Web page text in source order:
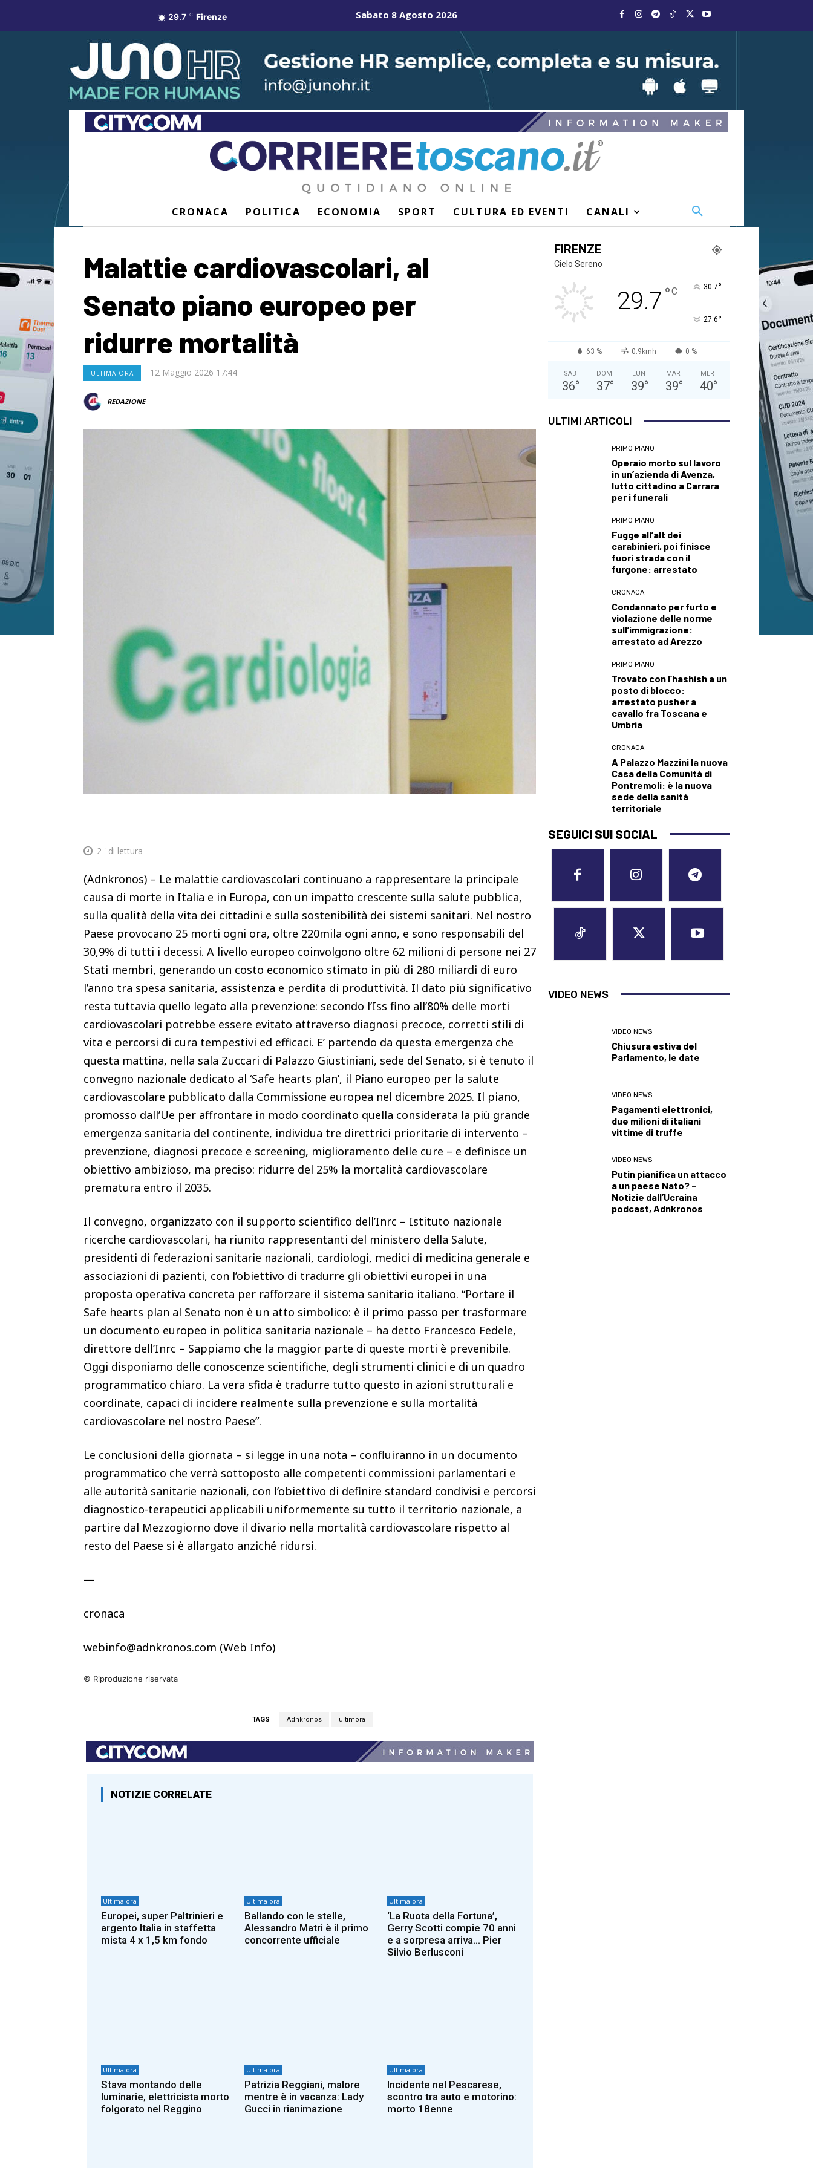
29.7 C Firenze Sabato 8 Agosto 2026
CRONACA POLITICA ECONOMIA SPORT CULTURA ED EVENTI CANALI
Malattie cardiovascolari, al
Senato piano europeo per
ridurre mortalità
ULTIMA ORA 12 Maggio 2026 17:44
REDAZIONE
2 ' di lettura
(Adnkronos) – Le malattie cardiovascolari continuano a rappresentare la principale
causa di morte in Italia e in Europa, con un impatto crescente sulla salute pubblica,
sulla qualità della vita dei cittadini e sulla sostenibilità dei sistemi sanitari. Nel nostro
Paese provocano 25 morti ogni ora, oltre 220mila ogni anno, e sono responsabili del
30,9% di tutti i decessi. A livello europeo coinvolgono oltre 62 milioni di persone nei 27
Stati membri, generando un costo economico stimato in più di 280 miliardi di euro
l’anno tra spesa sanitaria, assistenza e perdita di produttività. Il dato più significativo
resta tuttavia quello legato alla prevenzione: secondo l’Iss fino all’80% delle morti
cardiovascolari potrebbe essere evitato attraverso diagnosi precoce, corretti stili di
vita e percorsi di cura tempestivi ed efficaci. E’ partendo da questa emergenza che
questa mattina, nella sala Zuccari di Palazzo Giustiniani, sede del Senato, si è tenuto il
convegno nazionale dedicato al ‘Safe hearts plan’, il Piano europeo per la salute
cardiovascolare pubblicato dalla Commissione europea nel dicembre 2025. Il piano,
promosso dall’Ue per affrontare in modo coordinato quella considerata la più grande
emergenza sanitaria del continente, individua tre direttrici prioritarie di intervento –
prevenzione, diagnosi precoce e screening, miglioramento delle cure – e definisce un
obiettivo ambizioso, ma preciso: ridurre del 25% la mortalità cardiovascolare
prematura entro il 2035.
Il convegno, organizzato con il supporto scientifico dell’Inrc – Istituto nazionale
ricerche cardiovascolari, ha riunito rappresentanti del ministero della Salute,
presidenti di federazioni sanitarie nazionali, cardiologi, medici di medicina generale e
associazioni di pazienti, con l’obiettivo di tradurre gli obiettivi europei in una
proposta operativa concreta per rafforzare il sistema sanitario italiano. “Portare il
Safe hearts plan al Senato non è un atto simbolico: è il primo passo per trasformare
un documento europeo in politica sanitaria nazionale – ha detto Francesco Fedele,
direttore dell’Inrc – Sappiamo che la maggior parte di queste morti è prevenibile.
Oggi disponiamo delle conoscenze scientifiche, degli strumenti clinici e di un quadro
programmatico chiaro. La vera sfida è tradurre tutto questo in azioni strutturali e
coordinate, capaci di incidere realmente sulla prevenzione e sulla mortalità
cardiovascolare nel nostro Paese”.
Le conclusioni della giornata – si legge in una nota – confluiranno in un documento
programmatico che verrà sottoposto alle competenti commissioni parlamentari e
alle autorità sanitarie nazionali, con l’obiettivo di definire standard condivisi e percorsi
diagnostico-terapeutici applicabili uniformemente su tutto il territorio nazionale, a
partire dal Mezzogiorno dove il divario nella mortalità cardiovascolare rispetto al
resto del Paese si è allargato anziché ridursi.
—
cronaca
webinfo@adnkronos.com (Web Info)
© Riproduzione riservata
TAGS Adnkronos ultimora
NOTIZIE CORRELATE
Ultima ora
Europei, super Paltrinieri e
argento Italia in staffetta
mista 4 x 1,5 km fondo
Ultima ora
Ballando con le stelle,
Alessandro Matri è il primo
concorrente ufficiale
Ultima ora
‘La Ruota della Fortuna’,
Gerry Scotti compie 70 anni
e a sorpresa arriva… Pier
Silvio Berlusconi
Ultima ora
Stava montando delle
luminarie, elettricista morto
folgorato nel Reggino
Ultima ora
Patrizia Reggiani, malore
mentre è in vacanza: Lady
Gucci in rianimazione
Ultima ora
Incidente nel Pescarese,
scontro tra auto e motorino:
morto 18enne
FIRENZE
Cielo Sereno
29.7 °C 30.7°
27.6°
63 % 0.9kmh 0 %
SAB
36°
DOM
37°
LUN
39°
MAR
39°
MER
40°
ULTIMI ARTICOLI
PRIMO PIANO
Operaio morto sul lavoro
in un’azienda di Avenza,
lutto cittadino a Carrara
per i funerali
PRIMO PIANO
Fugge all’alt dei
carabinieri, poi finisce
fuori strada con il
furgone: arrestato
CRONACA
Condannato per furto e
violazione delle norme
sull’immigrazione:
arrestato ad Arezzo
PRIMO PIANO
Trovato con l’hashish a un
posto di blocco:
arrestato pusher a
cavallo fra Toscana e
Umbria
CRONACA
A Palazzo Mazzini la nuova
Casa della Comunità di
Pontremoli: è la nuova
sede della sanità
territoriale
SEGUICI SUI SOCIAL
VIDEO NEWS
VIDEO NEWS
Chiusura estiva del
Parlamento, le date
VIDEO NEWS
Pagamenti elettronici,
due milioni di italiani
vittime di truffe
VIDEO NEWS
Putin pianifica un attacco
a un paese Nato? –
Notizie dall’Ucraina
podcast, Adnkronos